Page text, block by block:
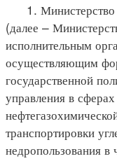
1. Министерство
(далее –
исполнительным
осуществляющим
государственной
управления в
транспортировки
недропользования